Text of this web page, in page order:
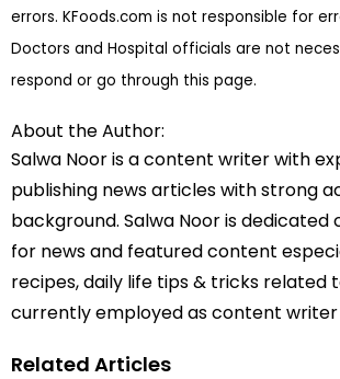
errors. KFoods.com is not responsible for
Doctors and Hospital officials are not
respond or go through this page.
About the Author:
Salwa Noor is a content writer with
publishing news articles with strong
background. Salwa Noor is
for news and featured content
recipes, daily life tips & tricks related
currently employed as content writer
Related Articles